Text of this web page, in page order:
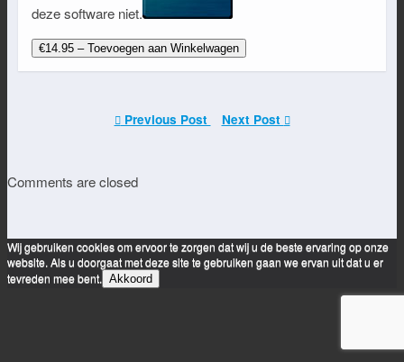
deze software niet.
€14.95 – Toevoegen aan Winkelwagen
Previous Post Next Post
Comments are closed
Wij gebruiken cookies om ervoor te zorgen dat wij u de beste ervaring op onze
website. Als u doorgaat met deze site te gebruiken gaan we ervan uit dat u er
tevreden mee bent. Akkoord